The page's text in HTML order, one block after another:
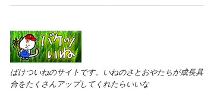
ばけついねのサイトです。いねのさとおやたちが成長具
合をたくさんアップしてくれたらいいな